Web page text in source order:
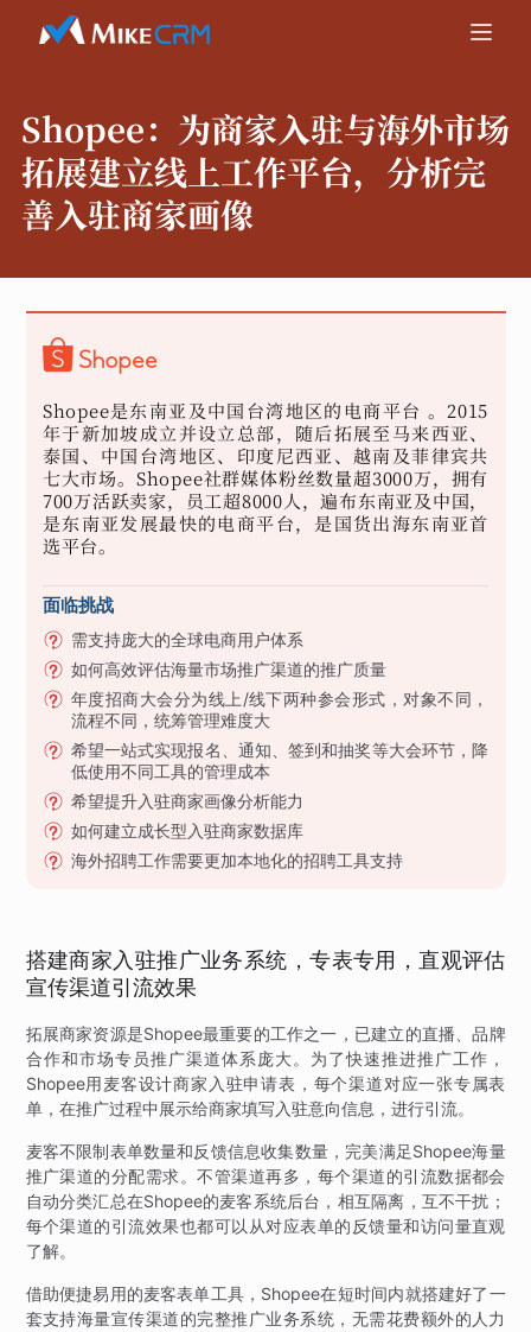
Shopee： 为商家入驻与海外市场
拓展建立线上工作平台，分析完
善入驻商家画像
Shopee是东南亚及中国台湾地区的电商平台 。2015
年于新加坡成立并设立总部，随后拓展至马来西亚、
泰国、中国台湾地区、印度尼西亚、越南及菲律宾共
七大市场。Shopee社群媒体粉丝数量超3000万，拥有
700万活跃卖家，员工超8000人，遍布东南亚及中国，
是东南亚发展最快的电商平台，是国货出海东南亚首
选平台。
面临挑战
需支持庞大的全球电商用户体系
如何高效评估海量市场推广渠道的推广质量
年度招商大会分为线上/线下两种参会形式，对象不同，
流程不同，统筹管理难度大
希望一站式实现报名、通知、签到和抽奖等大会环节，降
低使用不同工具的管理成本
希望提升入驻商家画像分析能力
如何建立成长型入驻商家数据库
海外招聘工作需要更加本地化的招聘工具支持
搭建商家入驻推广业务系统，专表专用，直观评估
宣传渠道引流效果
拓展商家资源是Shopee最重要的工作之一，已建立的直播、品牌
合作和市场专员推广渠道体系庞大。为了快速推进推广工作，
Shopee用麦客设计商家入驻申请表，每个渠道对应一张专属表
单，在推广过程中展示给商家填写入驻意向信息，进行引流。
麦客不限制表单数量和反馈信息收集数量，完美满足Shopee海量
推广渠道的分配需求。不管渠道再多，每个渠道的引流数据都会
自动分类汇总在Shopee的麦客系统后台，相互隔离，互不干扰；
每个渠道的引流效果也都可以从对应表单的反馈量和访问量直观
了解。
借助便捷易用的麦客表单工具，Shopee在短时间内就搭建好了一
套支持海量宣传渠道的完整推广业务系统，无需花费额外的人力